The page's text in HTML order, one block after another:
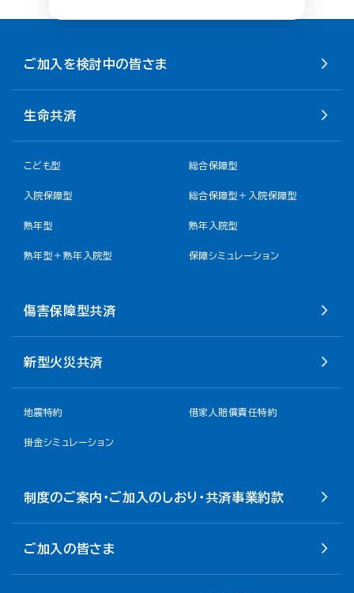
ご加入を検討中の皆さま
生命共済
こども型 総合保障型
入院保障型 総合保障型＋入院保障型
熟年型 熟年入院型
熟年型＋熟年入院型 保障シミュレーション
傷害保障型共済
新型火災共済
地震特約 借家人賠償責任特約
掛金シミュレーション
制度のご案内・ご加入のしおり・共済事業約款
ご加入の皆さま